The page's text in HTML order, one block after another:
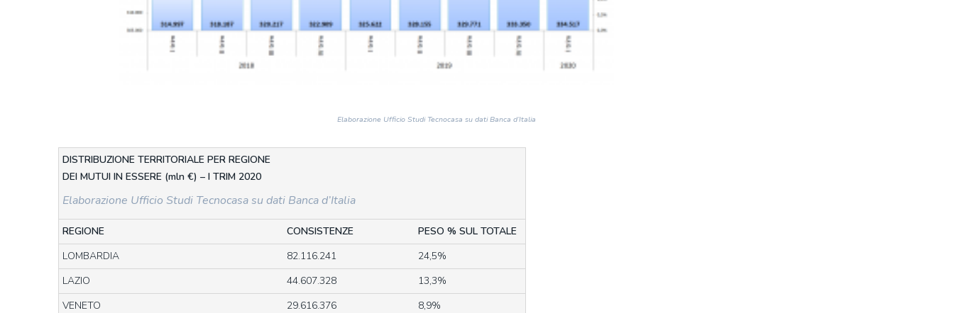
Elaborazione Ufficio Studi Tecnocasa su dati Banca d’Italia
DISTRIBUZIONE TERRITORIALE PER REGIONE
DEI MUTUI IN ESSERE (mln €) – I TRIM 2020
Elaborazione Ufficio Studi Tecnocasa su dati Banca d’Italia
REGIONE CONSISTENZE
PESO % SUL TOTALE
LOMBARDIA
82.116.241
24,5%
LAZIO
44.607.328
13,3%
VENETO
29.616.376
8,9%